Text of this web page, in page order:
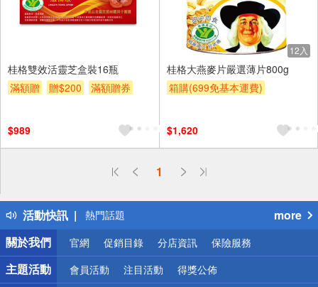
桂格雙效活靈芝盒裝16瓶
滿額贈
贈$200 滿額贈券
$989
12入
桂格大燕麥片嚴選薄片800g
箱購(699免基本運費)
$1,620
1
活動快訊
偏遠地區配送
得獎公告
熱門話題
銀行優惠
偏遠地區配送
詐騙網頁！請小心！
more
關於我們
官網 促銷目錄 分店資訊 保險服務
主題活動 會員活動 注目活動 得獎公佈